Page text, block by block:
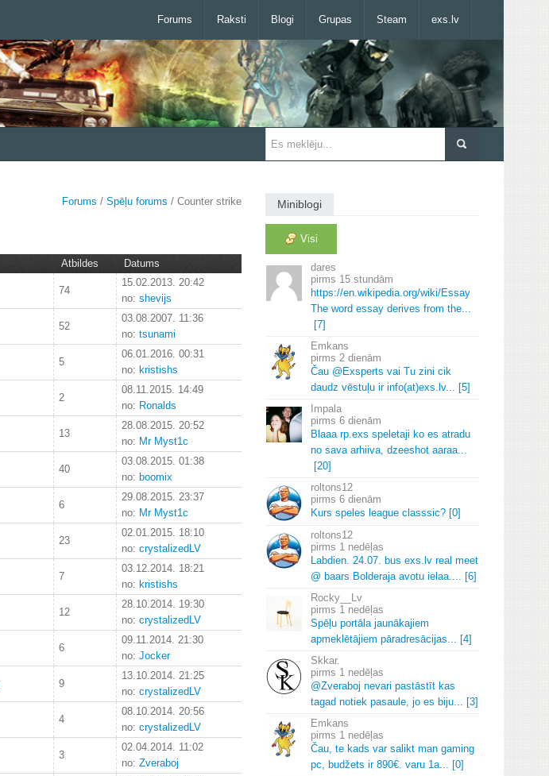
Forums Raksti Blogi Grupas Steam exs.lv
Forums / Spēļu forums / Counter strike
Atbildes Datums
74
15.02.2013. 20:42
no: shevijs
52
03.08.2007. 11:36
no: tsunami
5
06.01.2016. 00:31
no: kristishs
2
08.11.2015. 14:49
no: Ronalds
13
28.08.2015. 20:52
no: Mr Myst1c
40
03.08.2015. 01:38
no: boomix
6
29.08.2015. 23:37
no: Mr Myst1c
23
02.01.2015. 18:10
no: crystalizedLV
7
03.12.2014. 18:21
no: kristishs
12
28.10.2014. 19:30
no: crystalizedLV
6
09.11.2014. 21:30
no: Jocker
9
13.10.2014. 21:25
no: crystalizedLV
4
08.10.2014. 20:56
no: crystalizedLV
3
02.04.2014. 11:02
no: Zveraboj
Miniblogi
Visi
dares
15 stundām
https://en.wikipedia.org/wiki/Essay
The word essay derives from the...
[7]
Emkans
2 dienām
Čau @Exsperts vai Tu zini cik
daudz vēstuļu ir info(at)exs. lv... [5]
Impala
6 dienām
Blaaa rp.exs speletaji ko es atradu
no sava arhiiva, dzeeshot aaraa...
[20]
roltons12
6 dienām
Kurs speles league classsic? [0]
roltons12
1 nedēļas
Labdien. 24.07. bus exs. lv real meet
@ baars Bolderaja avotu ielaa.... [6]
Rocky__Lv
1 nedēļas
Spēļu portāla jaunākajiem
apmeklētājiem pāradresācijas... [4]
Skkar.
1 nedēļas
@Zveraboj nevari pastāstīt kas
tagad notiek pasaule, jo es biju... [3]
Emkans
1 nedēļas
Čau, te kads var salikt man gaming
pc, budžets ir 890€. varu 1a... [0]